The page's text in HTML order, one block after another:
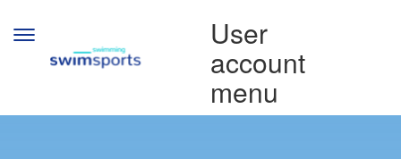
User
account
menu
Toggle
navigation